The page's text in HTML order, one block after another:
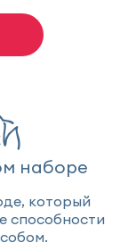
наборе
который
способности